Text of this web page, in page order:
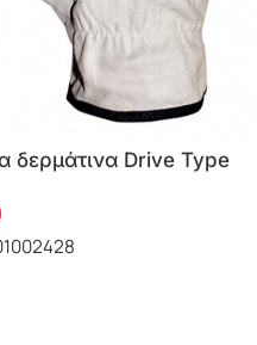
δερμάτινα Drive Type